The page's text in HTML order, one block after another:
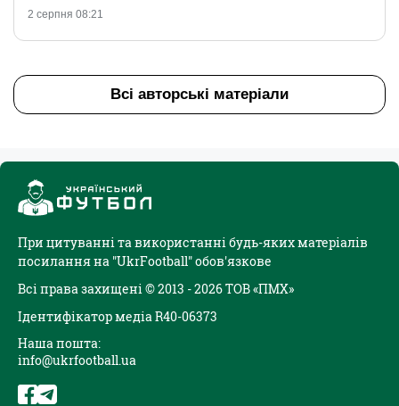
2 серпня 08:21
Всі авторські матеріали
При цитуванні та використанні будь-яких матеріалів
посилання на "UkrFootball" обов'язкове
Всі права захищені © 2013 - 2026 ТОВ «ПМХ»
Ідентифікатор медіа R40-06373
Наша пошта:
info@ukrfootball.ua